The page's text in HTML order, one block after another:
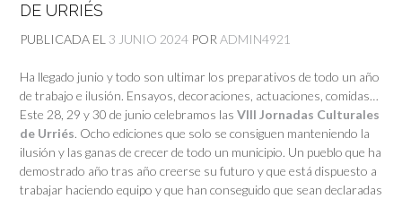
DE URRIÉS
PUBLICADA EL 3 JUNIO 2024 PORADMIN4921
Ha llegado junio y todo son ultimar los preparativos de todo un año
de trabajo e ilusión. Ensayos, decoraciones, actuaciones, comidas…
Este 28, 29 y 30 de junio celebramos las VIII Jornadas Culturales
de Urriés. Ocho ediciones que solo se consiguen manteniendo la
ilusión y las ganas de crecer de todo un municipio. Un pueblo que ha
demostrado año tras año creerse su futuro y que está dispuesto a
trabajar haciendo equipo y que han conseguido que sean declaradas